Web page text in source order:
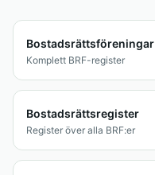
Bostadsrättsföreningar
Komplett BRF-register
Bostadsrättsregister
Register över alla BRF:er